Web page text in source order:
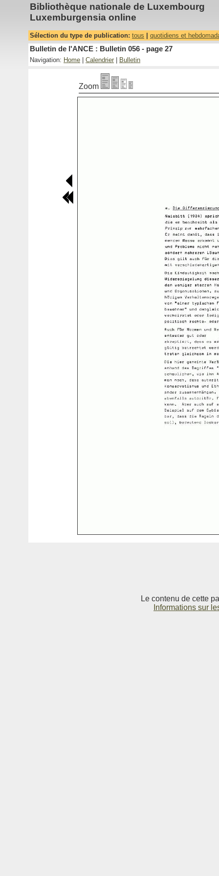
Bibliothèque nationale de Luxembourg
Luxemburgensia online
Sélection du type de publication: tous quotidiens et
Bulletin de l'ANCE : Bulletin 056 - page 27
Navigation: Home Calendrier Bulletin
Zoom
Le contenu de cette
Informations sur